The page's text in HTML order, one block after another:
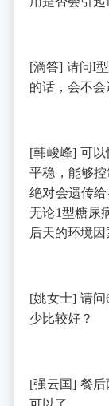
[滴答] 请问I
的话，会不会
[韩峻峰] 可以
平稳，能够
绝对会遗传
无论1型糖尿
后天的环境因
[姚女士] 请问
少比较好？
[强云国] 餐后